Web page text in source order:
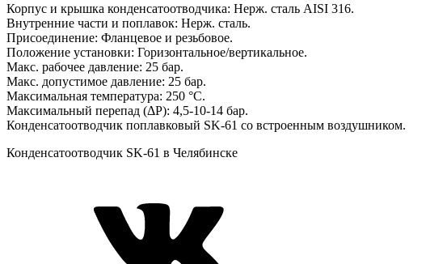
Корпус и крышка конденсатоотводчика: Нерж. сталь AISI 316.
Внутренние части и поплавок: Нерж. сталь.
Присоединение: Фланцевое и резьбовое.
Положение установки: Горизонтальное/вертикальное.
Макс. рабочее давление: 25 бар.
Макс. допустимое давление: 25 бар.
Максимальная температура: 250 °C.
Максимальный перепад (ΔР): 4,5-10-14 бар.
Конденсатоотводчик поплавковый SK-61 со встроенным воздушником.
Конденсатоотводчик SK-61 в Челябинске